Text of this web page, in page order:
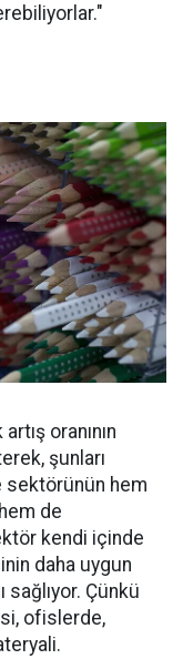
oranının
şunları
sektörünün hem
de
kendi içinde
daha uygun
sağlıyor. Çünkü
ofislerde,